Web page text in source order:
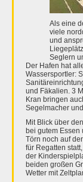
Als eine
viele
und
Seglern
Der Hafen hat
Wassersportler:
und Fäkalien. 3
Kran bringen
Segelmacher
Mit Blick über
bei gutem Essen
Törn noch auf
für Regatten
der
beiden großen
Wetter mit